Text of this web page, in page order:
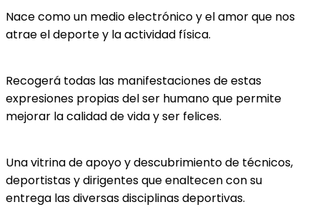
Nace como un medio electrónico y el amor que nos
atrae el deporte y la actividad física.
Recogerá todas las manifestaciones de estas
expresiones propias del ser humano que permite
mejorar la calidad de vida y ser felices.
Una vitrina de apoyo y descubrimiento de técnicos,
deportistas y dirigentes que enaltecen con su
entrega las diversas disciplinas deportivas.